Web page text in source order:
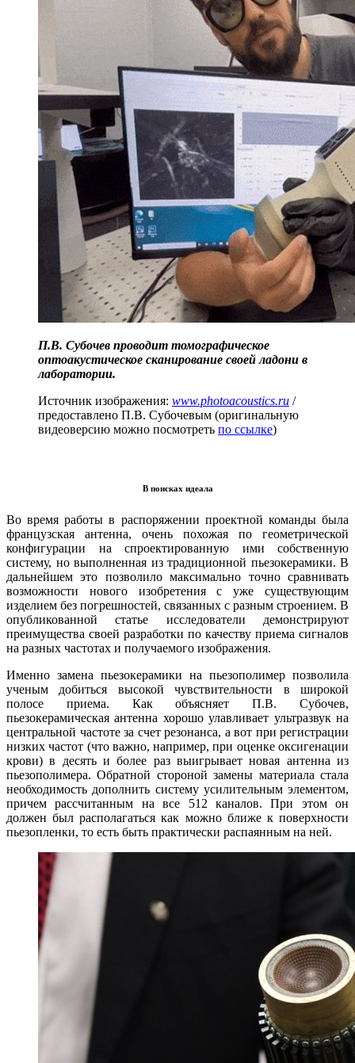
П.В. Субочев проводит томографическое
оптоакустическое сканирование своей ладони в
лаборатории.
Источник изображения: www.photoacoustics.ru /
предоставлено П.В. Субочевым (оригинальную
видеоверсию можно посмотреть по ссылке)
В поисках идеала
Во время работы в распоряжении проектной команды была
французская антенна, очень похожая по геометрической
конфигурации на спроектированную ими собственную
систему, но выполненная из традиционной пьезокерамики. В
дальнейшем это позволило максимально точно сравнивать
возможности нового изобретения с уже существующим
изделием без погрешностей, связанных с разным строением. В
опубликованной статье исследователи демонстрируют
преимущества своей разработки по качеству приема сигналов
на разных частотах и получаемого изображения.
Именно замена пьезокерамики на пьезополимер позволила
ученым добиться высокой чувствительности в широкой
полосе приема. Как объясняет П.В. Субочев,
пьезокерамическая антенна хорошо улавливает ультразвук на
центральной частоте за счет резонанса, а вот при регистрации
низких частот (что важно, например, при оценке оксигенации
крови) в десять и более раз выигрывает новая антенна из
пьезополимера. Обратной стороной замены материала стала
необходимость дополнить систему усилительным элементом,
причем рассчитанным на все 512 каналов. При этом он
должен был располагаться как можно ближе к поверхности
пьезопленки, то есть быть практически распаянным на ней.